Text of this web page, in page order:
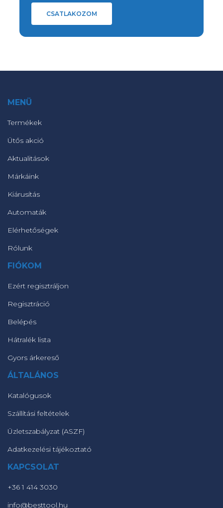
CSATLAKOZOM
MENÜ
Termékek
Ütős akció
Aktualitások
Márkáink
Kiárusítás
Automaták
Elérhetőségek
Rólunk
FIÓKOM
Ezért regisztráljon
Regisztráció
Belépés
Hátralék lista
Gyors árkereső
ÁLTALÁNOS
Katalógusok
Szállítási feltételek
Üzletszabályzat (ASZF)
Adatkezelési tájékoztató
KAPCSOLAT
+36 1 414 3030
info@besttool.hu